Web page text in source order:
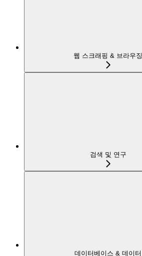
웹 스크래핑 & 브라우징
검색 및 연구
데이터베이스 & 데이터